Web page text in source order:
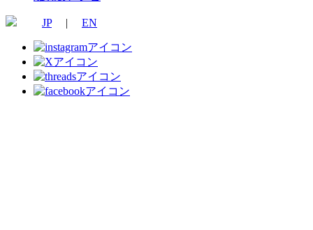
JP| EN